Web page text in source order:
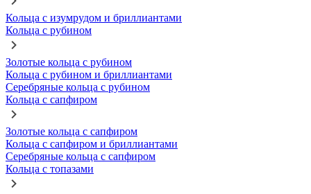
Кольца с изумрудом и бриллиантами
Кольца с рубином
Золотые кольца с рубином
Кольца с рубином и бриллиантами
Серебряные кольца с рубином
Кольца с сапфиром
Золотые кольца с сапфиром
Кольца с сапфиром и бриллиантами
Серебряные кольца с сапфиром
Кольца с топазами